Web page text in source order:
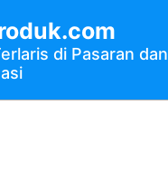
di Pasaran dan